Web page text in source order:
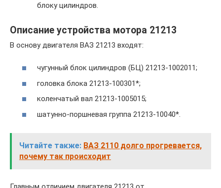
блоку цилиндров.
Описание устройства мотора 21213
В основу двигателя ВАЗ 21213 входят:
чугунный блок цилиндров (БЦ) 21213-1002011;
головка блока 21213-100301*;
коленчатый вал 21213-1005015;
шатунно-поршневая группа 21213-10040*.
Читайте также: ВАЗ 2110 долго прогревается,
почему так происходит